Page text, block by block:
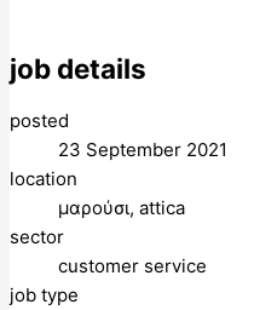
job details
posted
23 September 2021
location
μαρούσι, attica
sector
customer service
job type